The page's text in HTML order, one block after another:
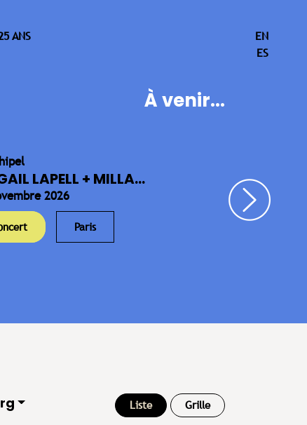
ANS
EN
ES
À venir...
LAPELL + MILLA...
2026
Paris
Liste Grille